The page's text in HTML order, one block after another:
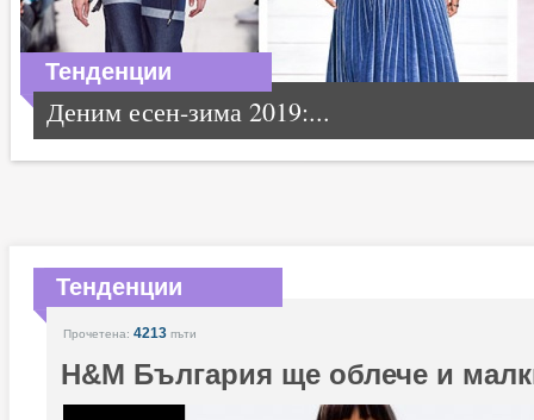
Тенденции
Деним есен-зима 2019:...
Тенденции
Прочетена: 4213 пъти
H&M България ще облече и